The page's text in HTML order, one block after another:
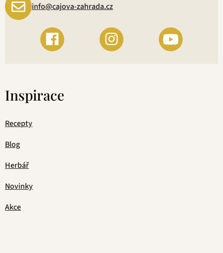
info@cajova-zahrada.cz
Inspirace
Recepty
Blog
Herbář
Novinky
Akce